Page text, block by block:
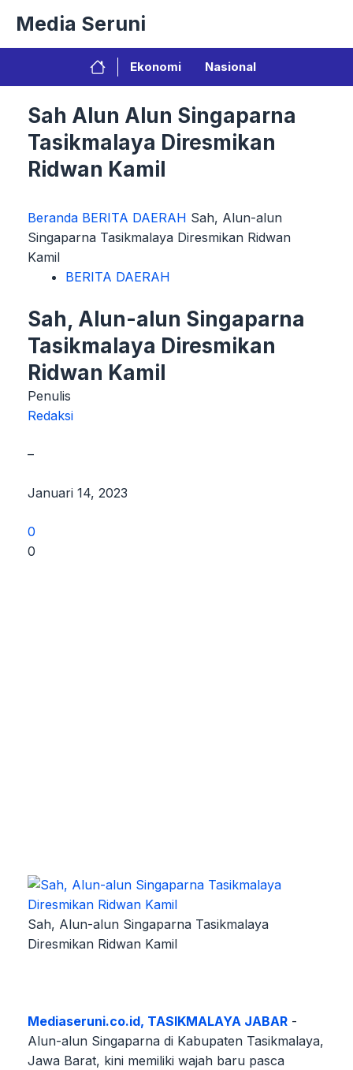
isi
Media Seruni
Ekonomi Nasional
Sah Alun Alun Singaparna
Tasikmalaya Diresmikan
Ridwan Kamil
Beranda BERITA DAERAH Sah, Alun-alun
Singaparna Tasikmalaya Diresmikan Ridwan
Kamil
BERITA DAERAH
Sah, Alun-alun Singaparna
Tasikmalaya Diresmikan
Ridwan Kamil
Penulis
Redaksi
–
Januari 14, 2023
0
0
Sah, Alun-alun Singaparna Tasikmalaya
Diresmikan Ridwan Kamil
Mediaseruni.co.id, TASIKMALAYA JABAR -
Alun-alun Singaparna di Kabupaten Tasikmalaya,
Jawa Barat, kini memiliki wajah baru pasca